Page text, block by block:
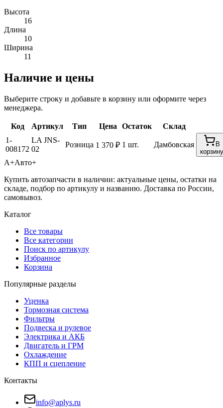
Высота
16
Длина
10
Ширина
11
Наличие и цены
Выберите строку и добавьте в корзину или оформите через
менеджера.
Код Артикул Тип Цена Остаток
Склад
1-
008172
LA JNS-
02
Розница 1 370 ₽ 1 шт. Дамбовская
В
корзину
А+Авто+
Купить автозапчасти в наличии: актуальные цены, остатки на
складе, подбор по артикулу и названию. Доставка по России,
самовывоз.
Каталог
Все товары
Все категории
Поиск по артикулу
Избранное
Корзина
Популярные разделы
Уценка
Тормозная система
Фильтры
Подвеска и рулевое
Электрика и АКБ
Двигатель и ГРМ
Охлаждение
КПП и сцепление
Контакты
info@aplys.ru